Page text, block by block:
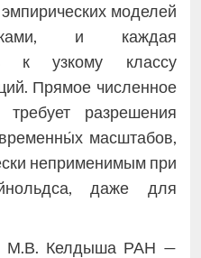
моделей
и каждая
к узкому классу
Прямое численное
разрешения
масштабов,
неприменимым при
даже для
М.В. Келдыша РАН —